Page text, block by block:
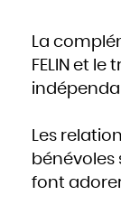
La
FELIN et
Les
bénévoles
font